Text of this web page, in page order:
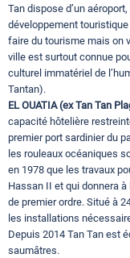
Tan dispose d’un
développement
faire du tourisme mais on
ville est surtout connue
culturel immatériel de
Tantan).
EL OUATIA (ex Tan Tan
capacité hôtelière
premier port sardinier du
les rouleaux océaniques
en 1978 que les travaux
Hassan II et qui donnera
de premier ordre. Situé à
les installations
Depuis 2014 Tan Tan est
saumâtres.